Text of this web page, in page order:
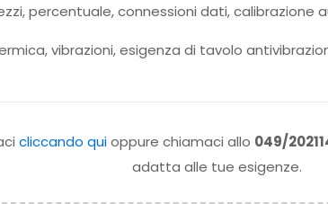
percentuale, connessioni dati, calibrazione
vibrazioni, esigenza di tavolo
cliccando quioppure chiamaci allo 049/
adatta alle tue esigenze.